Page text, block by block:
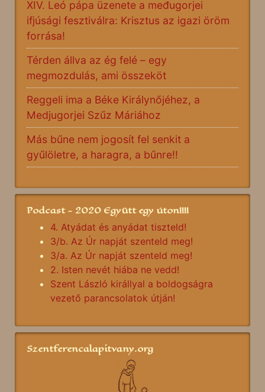
XIV. Leó pápa üzenete a međugorjei
ifjúsági fesztiválra: Krisztus az igazi öröm
forrása!
Térden állva az ég felé – egy
megmozdulás, ami összeköt
Reggeli ima a Béke Királynőjéhez, a
Medjugorjei Szűz Máriához
Más bűne nem jogosít fel senkit a
gyűlöletre, a haragra, a bűnre!!
Podcast - 2020 Együtt egy úton!!!!
4. Atyádat és anyádat tiszteld!
3/b. Az Úr napját szenteld meg!
3/a. Az Úr napját szenteld meg!
2. Isten nevét hiába ne vedd!
Szent László királlyal a boldogságra
vezető parancsolatok útján!
Szentferencalapitvany.org